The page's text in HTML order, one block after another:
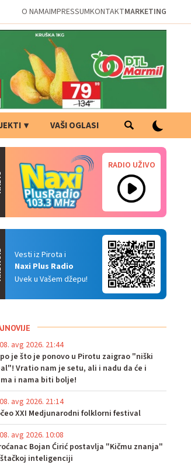
O NAMAIMPRESSUMKONTAKTMARKETING
VAŠI OGLASI
RADIO UŽIVO
Vesti iz Pirota i
Naxi Plus Radio
Uvek u Vašem džepu!
08. avg 2026. 21:44
je što je ponovo u Pirotu zaigrao "niški
Vratio nam je setu, ali i nadu da će i
i nama biti bolje!
08. avg 2026. 21:14
XXI Medjunarodni folklorni festival
08. avg 2026. 10:08
Bojan Ćirić postavlja "Kičmu znanja"
inteligenciji